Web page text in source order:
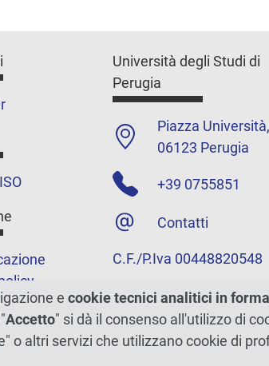
e shop
Università degli Studi di
Perugia
Piazza
06123 Perugia
+39 0755851
Contatti
C.F./P.Iva 00448820548
e cookie tecnici analitici in
Accetto" si dà il consenso all'utilizzo di
o altri servizi che utilizzano cookie di